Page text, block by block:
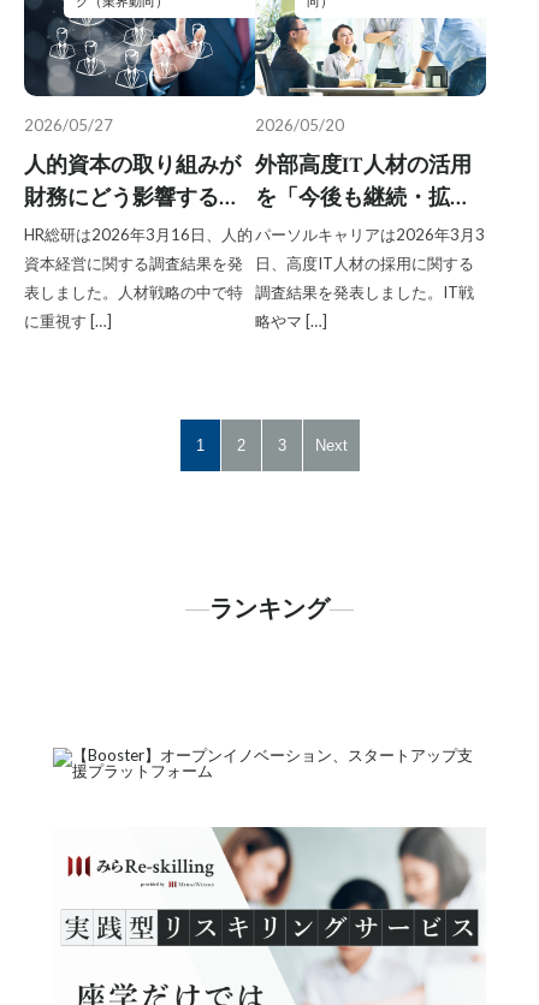
2026/05/27
人的資本の取り組みが
財務にどう影響するか
を開示する企業は
13％、人的資本施策と
収益性や成長性の関係
を示す分析基盤構築が
HR総研は2026年3月16日、人的
資本経営に関する調査結果を発
表しました。人材戦略の中で特
に重視す […]
2026/05/20
外部高度IT人材の活用
を「今後も継続・拡大
したい」と答えた企業
は約6割、正社員で獲得
する従来の採用モデル
は持続困難に／パーソ
パーソルキャリアは2026年3月3
日、高度IT人材の採用に関する
調査結果を発表しました。IT戦
略やマ […]
1 2 3 Next
ランキング